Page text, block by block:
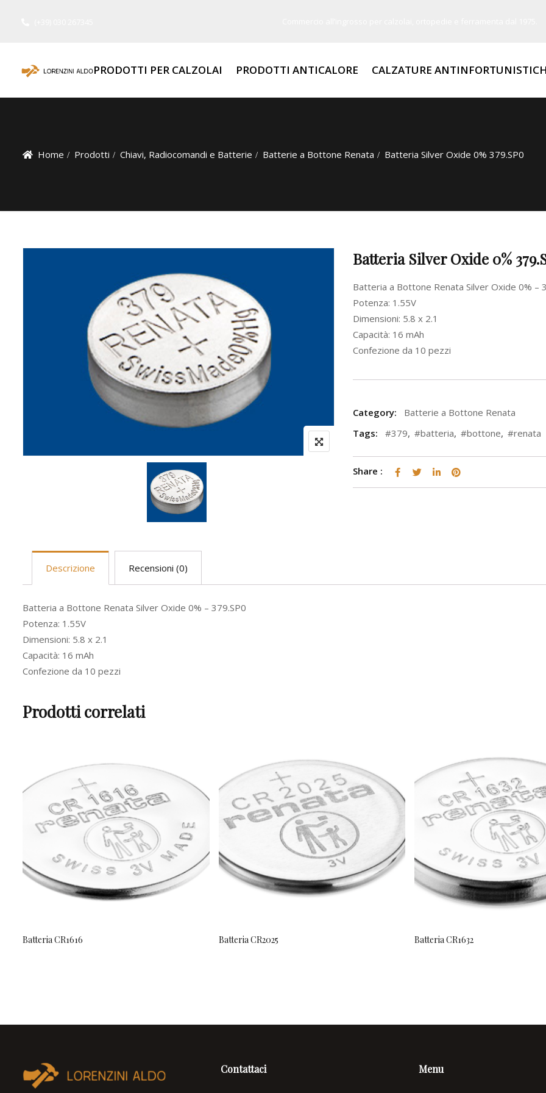
PRODOTTI PER CALZOLAI PRODOTTI ANTICALORE CALZATURE
Home Prodotti Chiavi, Radiocomandi e Batterie Batterie a Bottone Renata Batteria Silver Oxide 0% 379.SP0
Batteria Silver Oxide 0%
Batteria a Bottone Renata Silver Oxide 0% –
Potenza: 1.55V
Dimensioni: 5.8 x 2.1
Capacità: 16 mAh
Confezione da 10 pezzi
Category:
Batterie a Bottone Renata
Tags:
#379, #batteria, #bottone, #renata
Share :
Descrizione Recensioni (0)
Batteria a Bottone Renata Silver Oxide 0% – 379.SP0
Potenza: 1.55V
Dimensioni: 5.8 x 2.1
Capacità: 16 mAh
Confezione da 10 pezzi
Prodotti correlati
Batteria CR1616 Batteria CR2025 Batteria CR1632
Contattaci Menu